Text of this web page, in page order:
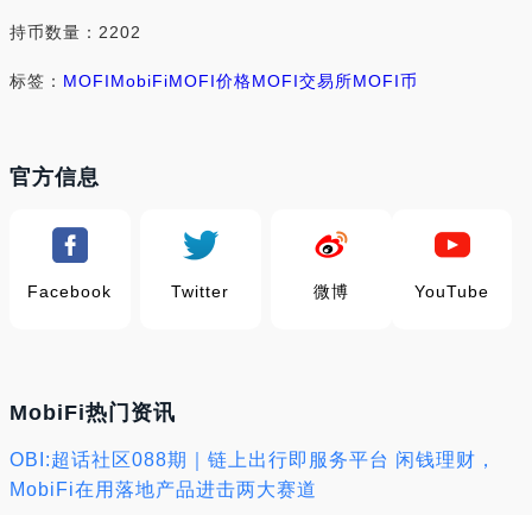
持币数量：2202
标签： MOFIMobiFiMOFI价格MOFI交易所MOFI币
官方信息
Facebook Twitter 微博 YouTube
MobiFi热门资讯
OBI:超话社区088期｜链上出行即服务平台 闲钱理财，
MobiFi在用落地产品进击两大赛道